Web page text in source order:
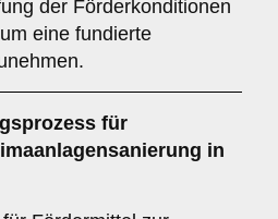
der Förderkonditionen
eine fundierte
für
in